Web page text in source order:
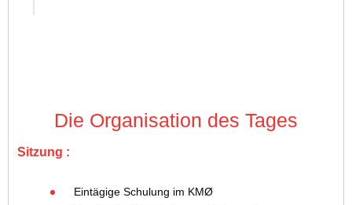
Die Organisation des Tages
Sitzung :
Eintägige Schulung im KMØ